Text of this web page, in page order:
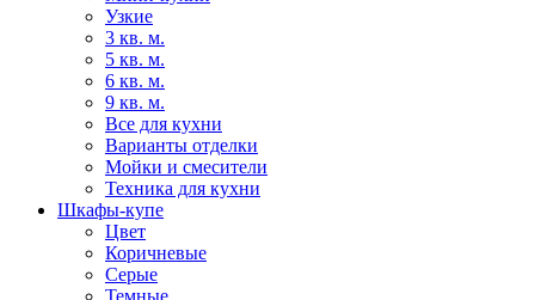
Узкие
3 кв. м.
5 кв. м.
6 кв. м.
9 кв. м.
Все для кухни
Варианты отделки
Мойки и смесители
Техника для кухни
Шкафы-купе
Цвет
Коричневые
Серые
Темные